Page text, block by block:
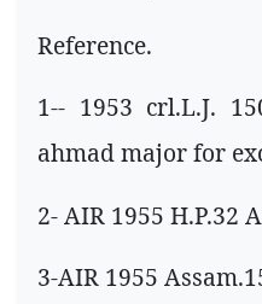
Reference.
1-- 1953 crl.L.J.
ahmad major for
2-AIR 1955 H.P.32
3-AIR 1955 Assam.